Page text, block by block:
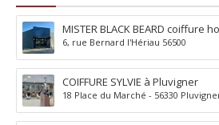
MISTER BLACK BEARD coiffure
tatouage-piercing à Locminé
6, rue Bernard l'Hériau 56500
COIFFURE SYLVIE à Pluvigner
18 Place du Marché - 56330